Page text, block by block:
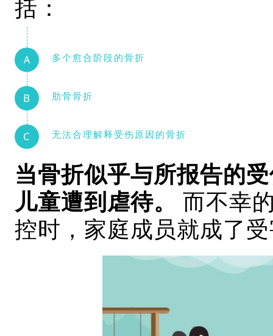
括：
A 多个愈合阶段的骨折
B 肋骨骨折
C 无法合理解释受伤原因的骨折
当骨折似乎与所报告的
儿童遭到虐待。
而不幸
控时，家庭成员就成了